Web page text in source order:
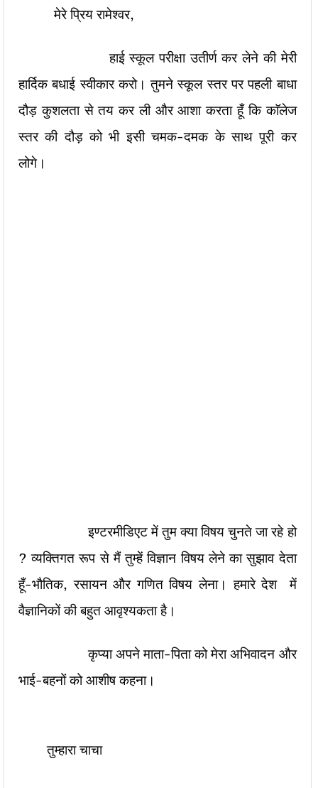
मेरे प्रिय रामेश्वर,
हाई स्कूल परीक्षा उतीर्ण कर लेने की मेरी
हार्दिक बधाई स्वीकार करो। तुमने स्कूल स्तर पर पहली बाधा
दौड़ कुशलता से तय कर ली और आशा करता हूँ कि काॅलेज
स्तर की दौड़ को भी इसी चमक-दमक के साथ पूरी कर
लोगे।
इण्टरमीडिएट में तुम क्या विषय चुनते जा रहे हो
? व्यक्तिगत रूप से मैं तुम्हें विज्ञान विषय लेने का सुझाव देता
हूँ-भौतिक, रसायन और गणित विषय लेना। हमारे देश में
वैज्ञानिकों की बहुत आवृश्यकता है।
कृप्या अपने माता-पिता को मेरा अभिवादन और
भाई-बहनों को आशीष कहना।
तुम्हारा चाचा